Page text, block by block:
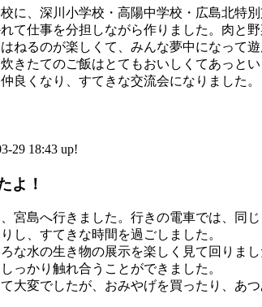
に、深川小学校・高陽中学校・広島北特
て仕事を分担しながら作りました。肉と
ねるのが楽しくて、みんな夢中になって遊
きたてのご飯はとてもおいしくてあっと
良くなり、すてきな交流会になりました。
29 18:43 up!
よ！
宮島へ行きました。行きの電車では、同
し、すてきな時間を過ごしました。
な水の生き物の展示を楽しく見て回りま
っかり触れ合うことができました。
大変でしたが、おみやげを買ったり、あ